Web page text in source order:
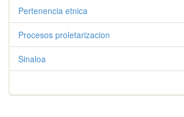
Pertenencia etnica
Procesos proletarizacion
Sinaloa